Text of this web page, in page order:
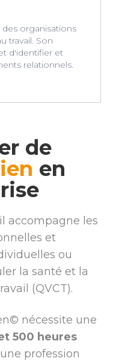
organisations
travail. Son
d'identifier et
relationnels.
de
en
accompagne les
et
ou
la santé et la
(QVCT).
nécessite une
500 heures
profession